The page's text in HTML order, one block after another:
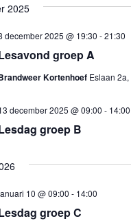
2025
groep A
december 2025 @ 19:30 -21:30
Kortenhoef Eslaan
groep B
december 2025 @ 09:00 - 14:00
groep C
10 @ 09:00 - 14:00